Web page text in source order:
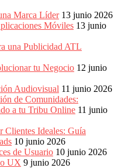
Marca Líder 13 junio 2026
Móviles 13 junio
una Publicidad ATL
tu Negocio 12 junio
Audiovisual 11 junio 2026
de Comunidades:
a tu Tribu Online 11 junio
Clientes Ideales: Guía
10 junio 2026
de Usuario 10 junio 2026
UX 9 junio 2026